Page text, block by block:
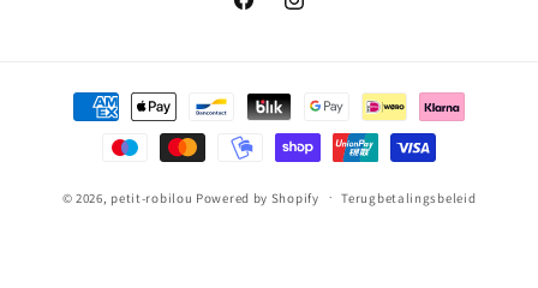
FacebookInstagram
Betaalmethoden
© 2026, petit-robilou Powered by Shopify Terugbetalingsbeleid